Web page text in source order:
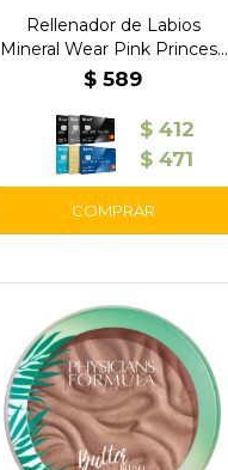
Rellenador de Labios
Mineral Wear Pink Princess
- Physicians
$ 589
$ 412
$ 471